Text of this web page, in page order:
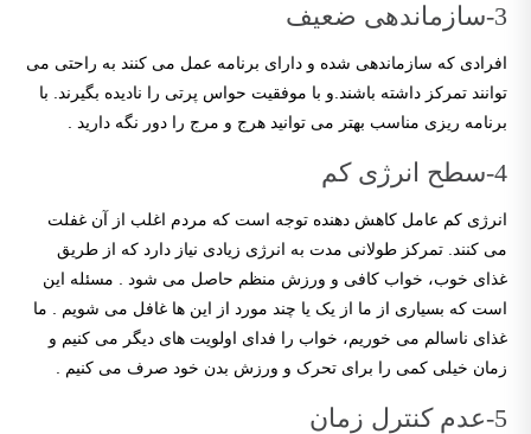
3-سازماندهی ضعیف
افرادی که سازماندهی شده و دارای برنامه عمل می کنند به راحتی می
توانند تمرکز داشته باشند.و با موفقیت حواس پرتی را نادیده بگیرند. با
برنامه ریزی مناسب بهتر می توانید هرج و مرج را دور نگه دارید .
4-سطح انرژی کم
انرژی کم عامل کاهش دهنده توجه است که مردم اغلب از آن غفلت
می کنند. تمرکز طولانی مدت به انرژی زیادی نیاز دارد که از طریق
غذای خوب، خواب کافی و ورزش منظم حاصل می شود . مسئله این
است که بسیاری از ما از یک یا چند مورد از این ها غافل می شویم . ما
غذای ناسالم می خوریم، خواب را فدای اولویت های دیگر می کنیم و
زمان خیلی کمی را برای تحرک و ورزش بدن خود صرف می کنیم .
5-عدم کنترل زمان